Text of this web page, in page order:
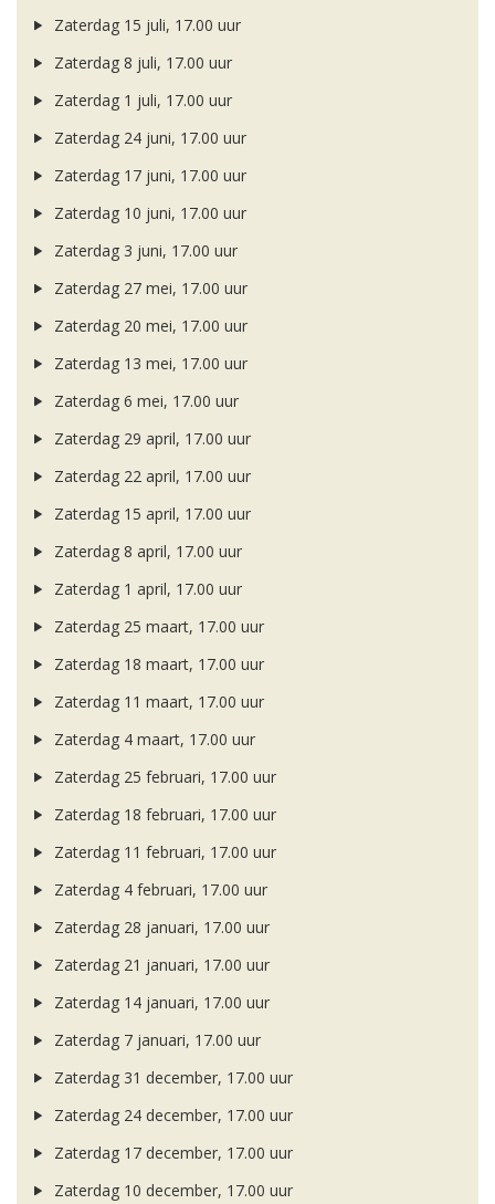
Zaterdag 15 juli, 17.00 uur
Zaterdag 8 juli, 17.00 uur
Zaterdag 1 juli, 17.00 uur
Zaterdag 24 juni, 17.00 uur
Zaterdag 17 juni, 17.00 uur
Zaterdag 10 juni, 17.00 uur
Zaterdag 3 juni, 17.00 uur
Zaterdag 27 mei, 17.00 uur
Zaterdag 20 mei, 17.00 uur
Zaterdag 13 mei, 17.00 uur
Zaterdag 6 mei, 17.00 uur
Zaterdag 29 april, 17.00 uur
Zaterdag 22 april, 17.00 uur
Zaterdag 15 april, 17.00 uur
Zaterdag 8 april, 17.00 uur
Zaterdag 1 april, 17.00 uur
Zaterdag 25 maart, 17.00 uur
Zaterdag 18 maart, 17.00 uur
Zaterdag 11 maart, 17.00 uur
Zaterdag 4 maart, 17.00 uur
Zaterdag 25 februari, 17.00 uur
Zaterdag 18 februari, 17.00 uur
Zaterdag 11 februari, 17.00 uur
Zaterdag 4 februari, 17.00 uur
Zaterdag 28 januari, 17.00 uur
Zaterdag 21 januari, 17.00 uur
Zaterdag 14 januari, 17.00 uur
Zaterdag 7 januari, 17.00 uur
Zaterdag 31 december, 17.00 uur
Zaterdag 24 december, 17.00 uur
Zaterdag 17 december, 17.00 uur
Zaterdag 10 december, 17.00 uur